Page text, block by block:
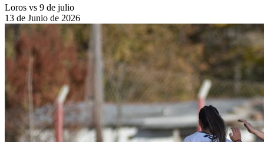
Loros vs 9 de julio
13 de Junio de 2026